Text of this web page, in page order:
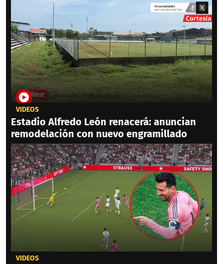
VIDEOS
Estadio Alfredo León renacerá: anuncian
remodelación con nuevo engramillado
VIDEOS